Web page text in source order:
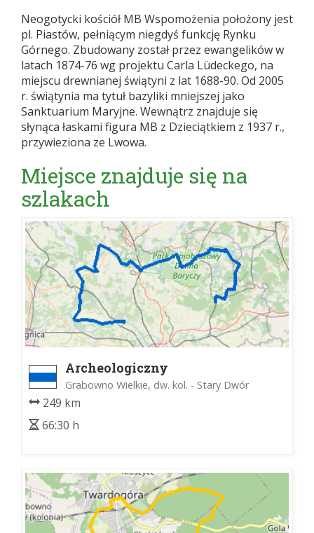
Neogotycki kościół MB Wspomożenia położony jest
pl. Piastów, pełniącym niegdyś funkcję Rynku
Górnego. Zbudowany został przez ewangelików w
latach 1874-76 wg projektu Carla Lüdeckego, na
miejscu drewnianej świątyni z lat 1688-90. Od 2005
r. świątynia ma tytuł bazyliki mniejszej jako
Sanktuarium Maryjne. Wewnątrz znajduje się
słynąca łaskami figura MB z Dzieciątkiem z 1937 r.,
przywieziona ze Lwowa.
Miejsce znajduje się na
szlakach
Archeologiczny
Grabowno Wielkie, dw. kol. - Stary Dwór
249 km
66:30 h